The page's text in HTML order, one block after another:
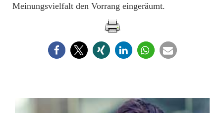
Meinungsvielfalt den Vorrang eingeräumt.